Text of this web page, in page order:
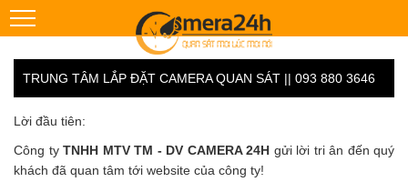
TRUNG TÂM LẮP ĐẶT CAMERA QUAN SÁT || 093 880 3646
Lời đầu tiên:
Công ty TNHH MTV TM - DV CAMERA 24H gửi lời tri ân đến quý
khách đã quan tâm tới website của công ty!